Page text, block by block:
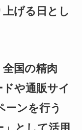
げる日とし
国の精肉
や通販サイ
ーンを行う